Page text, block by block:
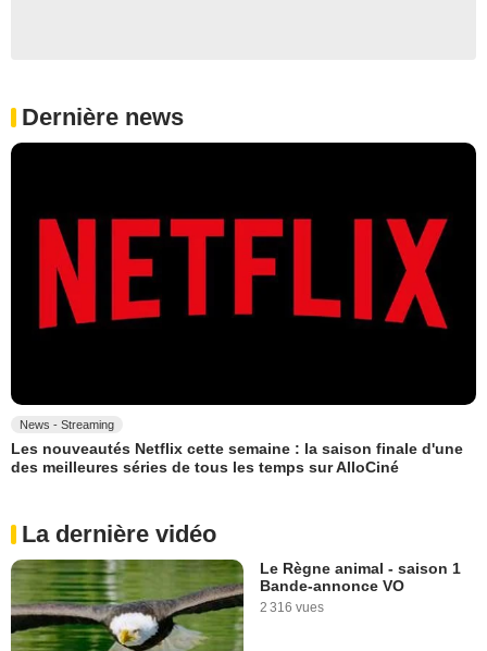
Dernière news
News - Streaming
Les nouveautés Netflix cette semaine : la saison finale d'une
des meilleures séries de tous les temps sur AlloCiné
La dernière vidéo
Le Règne animal - saison 1
Bande-annonce VO
2 316 vues